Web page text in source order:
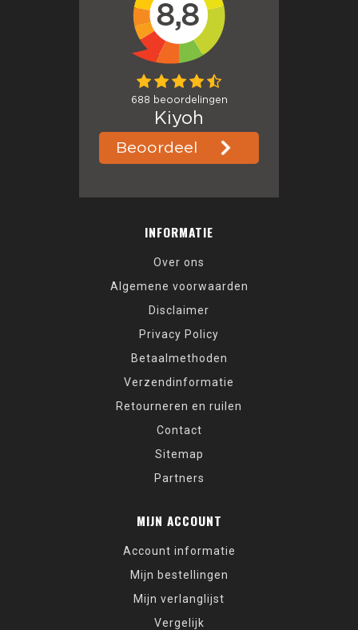
INFORMATIE
Over ons
Algemene voorwaarden
Disclaimer
Privacy Policy
Betaalmethoden
Verzendinformatie
Retourneren en ruilen
Contact
Sitemap
Partners
MIJN ACCOUNT
Account informatie
Mijn bestellingen
Mijn verlanglijst
Vergelijk